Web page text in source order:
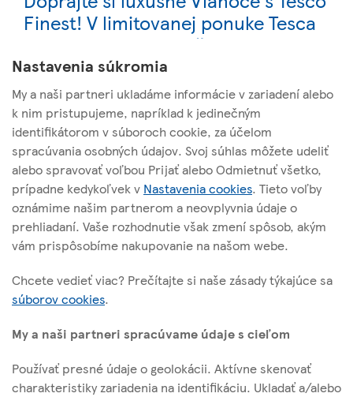
Finest! V limitovanej ponuke Tesca
je viac ako 60 sviatočných noviniek
TESCO STORES SR, a. s.
Cesta na Senec 2
821 04 Bratislava
Užitočné linky
Nastavenia súkromia
My a naši partneri ukladáme informácie v zariadení alebo
k nim pristupujeme, napríklad k jedinečným
identifikátorom v súboroch cookie, za účelom
spracúvania osobných údajov. Svoj súhlas môžete udeliť
alebo spravovať voľbou Prijať alebo Odmietnuť všetko,
prípadne kedykoľvek v Nastavenia cookies. Tieto voľby
oznámime našim partnerom a neovplyvnia údaje o
prehliadaní. Vaše rozhodnutie však zmení spôsob, akým
vám prispôsobíme nakupovanie na našom webe.
Chcete vedieť viac? Prečítajte si naše zásady týkajúce sa
súborov cookies.
My a naši partneri spracúvame údaje s cieľom
Používať presné údaje o geolokácii. Aktívne skenovať
charakteristiky zariadenia na identifikáciu. Ukladať a/alebo